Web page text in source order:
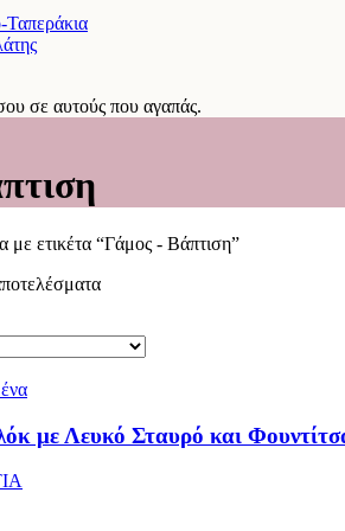
Ταπεράκια
σε αυτούς που αγαπάς.
με ετικέτα “Γάμος - Βάπτιση”
με Λευκό Σταυρό και